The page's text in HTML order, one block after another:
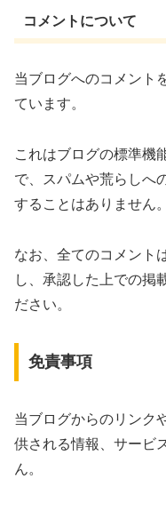
コメントについて
当ブログへのコメント
ています。
これはブログの標準機
で、スパムや荒らしへ
することはありません。
なお、全てのコメント
し、承認した上での掲
ださい。
免責事項
当ブログからのリンク
供される情報、サービ
ん。